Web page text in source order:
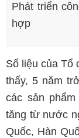
Phát triển
hợp
Số liệu của Tổ
thấy, 5 năm
các sản
tăng từ nước
Quốc, Hàn